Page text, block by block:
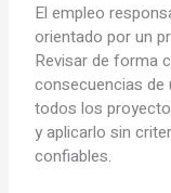
El empleo
orientado por un
Revisar de forma
consecuencias
todos los
y aplicarlo sin
confiables.